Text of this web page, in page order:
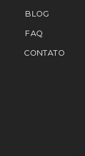
BLOG
FAQ
CONTATO